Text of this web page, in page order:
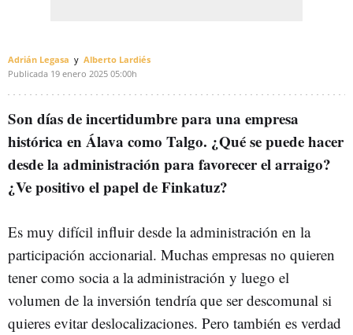
Adrián Legasa
Alberto Lardiés
Publicada 19 enero 2025 05:00h
Son días de incertidumbre para una empresa
histórica en Álava como Talgo. ¿Qué se puede hacer
desde la administración para favorecer el arraigo?
¿Ve positivo el papel de Finkatuz?
Es muy difícil influir desde la administración en la
participación accionarial. Muchas empresas no quieren
tener como socia a la administración y luego el
volumen de la inversión tendría que ser descomunal si
quieres evitar deslocalizaciones. Pero también es verdad